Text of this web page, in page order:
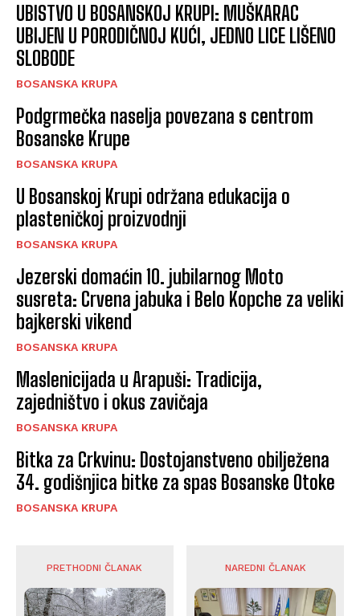
UBISTVO U BOSANSKOJ KRUPI: MUŠKARAC
UBIJEN U PORODIČNOJ KUĆI, JEDNO LICE LIŠENO
SLOBODE
BOSANSKA KRUPA
Podgrmečka naselja povezana s centrom
Bosanske Krupe
BOSANSKA KRUPA
U Bosanskoj Krupi održana edukacija o
plasteničkoj proizvodnji
BOSANSKA KRUPA
Jezerski domaćin 10. jubilarnog Moto
susreta: Crvena jabuka i Belo Kopche za veliki
bajkerski vikend
BOSANSKA KRUPA
Maslenicijada u Arapuši: Tradicija,
zajedništvo i okus zavičaja
BOSANSKA KRUPA
Bitka za Crkvinu: Dostojanstveno obilježena
34. godišnjica bitke za spas Bosanske Otoke
BOSANSKA KRUPA
PRETHODNI ČLANAK NAREDNI ČLANAK